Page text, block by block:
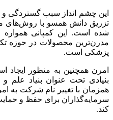
این چشم انداز سبب گستردگی
تزریق دانش همسو با روش‌های
شده است. این کمپانی همواره
مدرن‌ترین محصولات در حوزه
پزشکی است.
امرن همچنین به منظور ایجاد
همزمان با تغییر نام شرکت به
سرمایه‌گذاران برای حفظ و
کند.